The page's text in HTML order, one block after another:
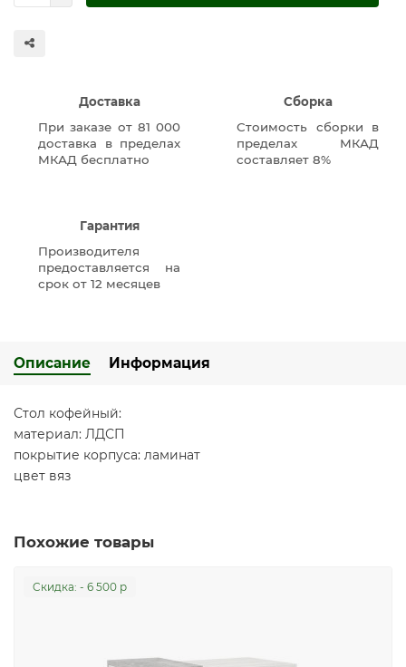
Доставка
При заказе от 81 000
доставка в пределах
МКАД бесплатно
Сборка
Стоимость сборки в
пределах МКАД
составляет 8%
Гарантия
Производителя
предоставляется на
срок от 12 месяцев
Описание Информация
Стол кофейный:
материал: ЛДСП
покрытие корпуса: ламинат
цвет вяз
Похожие товары
Cкидка: - 6 500 р